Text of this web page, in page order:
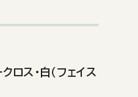
ロス・白（フェイス